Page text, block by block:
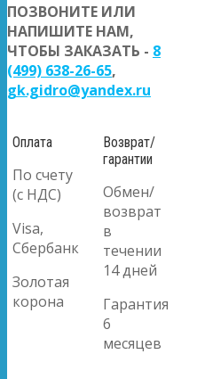
ПОЗВОНИТЕ ИЛИ
НАПИШИТЕ НАМ,
ЧТОБЫ ЗАКАЗАТЬ - 8
(499) 638-26-65,
gk.gidro@yandex.ru
Оплата
По счету
(с НДС)
Visa,
Сбербанк
Золотая
корона
Возврат/
гарантии
Обмен/
возврат
в
течении
14 дней
Гарантия
6
месяцев